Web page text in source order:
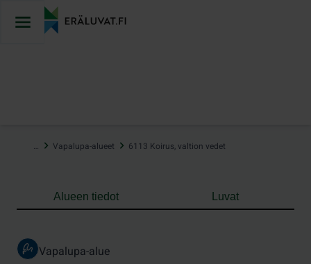
sisältöön
… Vapalupa-alueet 6113 Koirus, valtion vedet
Alueen tiedot Luvat
Vapalupa-alue